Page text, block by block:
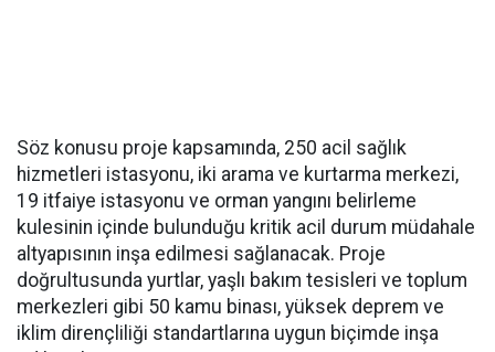
Söz konusu proje kapsamında, 250 acil sağlık
hizmetleri istasyonu, iki arama ve kurtarma merkezi,
19 itfaiye istasyonu ve orman yangını belirleme
kulesinin içinde bulunduğu kritik acil durum müdahale
altyapısının inşa edilmesi sağlanacak. Proje
doğrultusunda yurtlar, yaşlı bakım tesisleri ve toplum
merkezleri gibi 50 kamu binası, yüksek deprem ve
iklim dirençliliği standartlarına uygun biçimde inşa